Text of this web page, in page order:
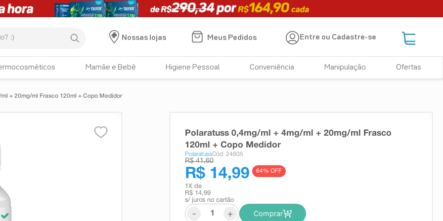
Nossas lojas
Meus Pedidos Entre ou Cadastre-se
Mamãe e Bebê Higiene Pessoal Conveniência Manipulação Ofertas
+ 20mg/ml Frasco 120ml + Copo Medidor
Polaratuss 0,4mg/ml + 4mg/ml + 20mg/ml Frasco
120ml + Copo Medidor
PolaratussCód: 24605
R$ 41,60
R$ 14,99 64% OFF
1 X de
R$ 14,99
s/ juros no cartão
- + Comprar